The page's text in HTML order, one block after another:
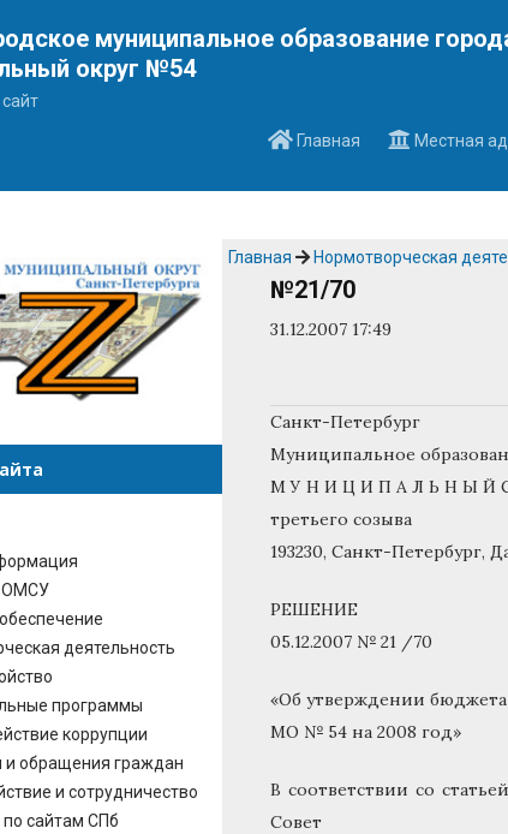
муниципальное образование
округ №54
Главная
Местная
Главная Нормотворческая
№21/70
31.12.2007 17:49
Санкт-Петербург
Муниципальное
М У Н И Ц И П А Л Ь Н Ы Й
третьего созыва
193230, Санкт-Петербург,
РЕШЕНИЕ
05.12.2007 № 21 /70
«Об утверждении бюджета
МО № 54 на 2008 год»
В соответствии со
Совет
ОМСУ
деятельность
программы
коррупции
и обращения граждан
и сотрудничество
сайтам СПб